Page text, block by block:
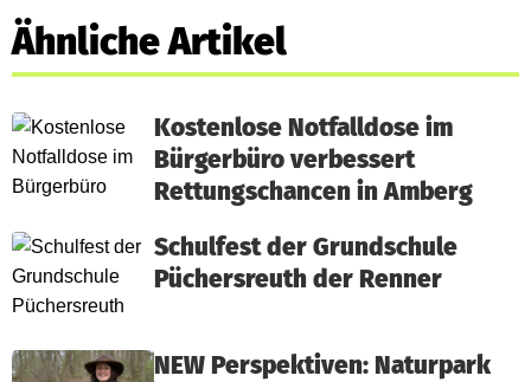
Ähnliche Artikel
Kostenlose Notfalldose im
Bürgerbüro verbessert
Rettungschancen in Amberg
Schulfest der Grundschule
Püchersreuth der Renner
NEW Perspektiven: Naturpark